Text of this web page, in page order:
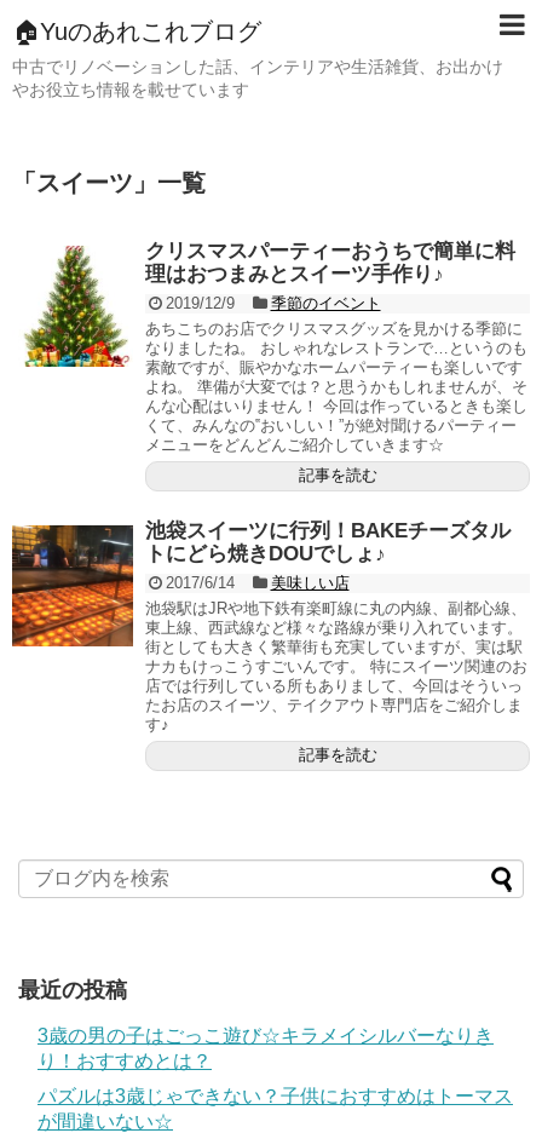
🏠Yuのあれこれブログ
中古でリノベーションした話、インテリアや生活雑貨、お出かけ
やお役立ち情報を載せています
「 スイーツ 」 一覧
クリスマスパーティーおうちで簡単に料
理はおつまみとスイーツ手作り♪
2019/12/9
季節のイベント
あちこちのお店でクリスマスグッズを見かける季節に
なりましたね。 おしゃれなレストランで…というのも
素敵ですが、賑やかなホームパーティーも楽しいです
よね。 準備が大変では？と思うかもしれませんが、そ
んな心配はいりません！ 今回は作っているときも楽し
くて、みんなの‟おいしい！”が絶対聞けるパーティー
メニューをどんどんご紹介していきます☆
記事を読む
池袋スイーツに行列！BAKEチーズタル
トにどら焼きDOUでしょ♪
2017/6/14
美味しい店
池袋駅はJRや地下鉄有楽町線に丸の内線、副都心線、
東上線、西武線など様々な路線が乗り入れています。
街としても大きく繁華街も充実していますが、実は駅
ナカもけっこうすごいんです。 特にスイーツ関連のお
店では行列している所もありまして、今回はそういっ
たお店のスイーツ、テイクアウト専門店をご紹介しま
す♪
記事を読む
最近の投稿
3歳の男の子はごっこ遊び☆キラメイシルバーなりき
り！おすすめとは？
パズルは3歳じゃできない？子供におすすめはトーマス
が間違いない☆